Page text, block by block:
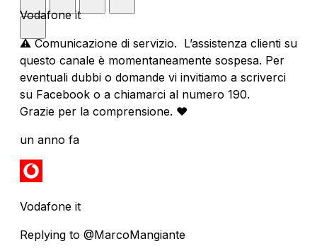
Vodafone it
⚠️ Comunicazione di servizio. L’assistenza clienti su
questo canale è momentaneamente sospesa. Per
eventuali dubbi o domande vi invitiamo a scriverci
su Facebook o a chiamarci al numero 190.
Grazie per la comprensione. ❤️
un anno fa
Vodafone it
Replying to @MarcoMangiante